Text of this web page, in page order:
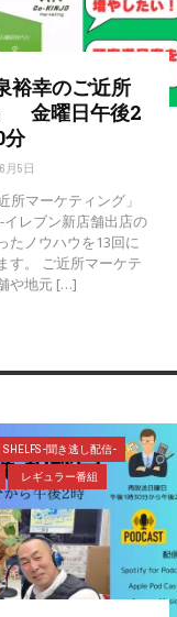
裕幸のご近所
金曜日午後2
分
月5日
マーケティング」
レブン新店舗出店の
たノウハウを13回に
す。 ご近所マーケテ
や地元 […]
SHELFS-聞き逃し配信-
レギュラー番組